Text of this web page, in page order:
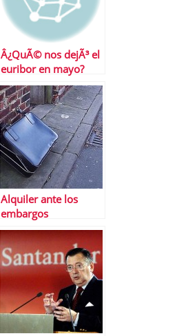
Â¿QuÃ© nos dejÃ³ el
euribor en mayo?
Alquiler ante los
embargos
hipotecarios Â¿Una
soluciÃ³n viable?